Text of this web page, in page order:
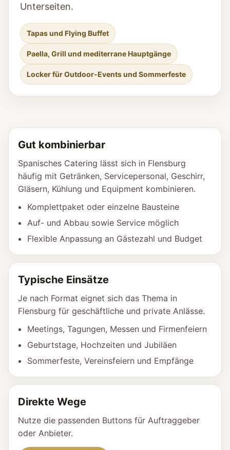
Unterseiten.
Tapas und Flying Buffet
Paella, Grill und mediterrane Hauptgänge
Locker für Outdoor-Events und Sommerfeste
Gut kombinierbar
Spanisches Catering lässt sich in Flensburg
häufig mit Getränken, Servicepersonal, Geschirr,
Gläsern, Kühlung und Equipment kombinieren.
Komplettpaket oder einzelne Bausteine
Auf- und Abbau sowie Service möglich
Flexible Anpassung an Gästezahl und Budget
Typische Einsätze
Je nach Format eignet sich das Thema in
Flensburg für geschäftliche und private Anlässe.
Meetings, Tagungen, Messen und Firmenfeiern
Geburtstage, Hochzeiten und Jubiläen
Sommerfeste, Vereinsfeiern und Empfänge
Direkte Wege
Nutze die passenden Buttons für Auftraggeber
oder Anbieter.